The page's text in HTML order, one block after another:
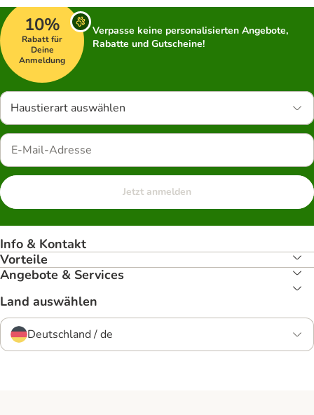
10%
Rabatt für
Deine
Anmeldung
Verpasse keine personalisierten Angebote,
Rabatte und Gutscheine!
Haustierart auswählen
Jetzt anmelden
Info & Kontakt
Vorteile
Angebote & Services
Land auswählen
Deutschland / de